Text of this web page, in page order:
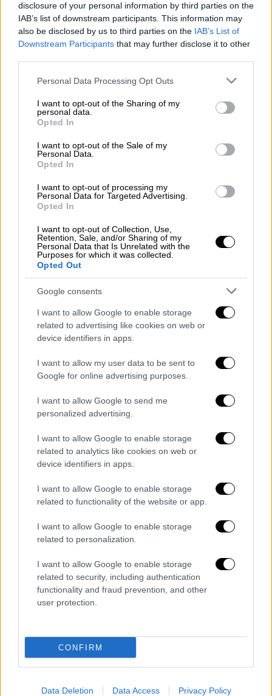
disclosure of your personal information by third parties on the
IAB’s list of downstream participants. This information may
also be disclosed by us to third parties on the IAB’s List of
Downstream Participants that may further disclose it to other
Please note that this website/app uses one or more Google
not limited to your visit or usage behaviour. You may click to
grant or deny consent to Google and its third-party tags to
use your data for below specified purposes in below Google
consent section.
Personal Data Processing Opt Outs
I want to opt-out of the Sharing of my
personal data.
Opted In
I want to opt-out of the Sale of my
Personal Data.
Opted In
I want to opt-out of processing my
Personal Data for Targeted Advertising.
Opted In
I want to opt-out of Collection, Use,
Retention, Sale, and/or Sharing of my
Personal Data that Is Unrelated with the
Purposes for which it was collected.
Opted Out
Google consents
I want to allow Google to enable storage
related to advertising like cookies on web or
device identifiers in apps.
I want to allow my user data to be sent to
Google for online advertising purposes.
I want to allow Google to send me
personalized advertising.
I want to allow Google to enable storage
related to analytics like cookies on web or
device identifiers in apps.
I want to allow Google to enable storage
related to functionality of the website or app.
I want to allow Google to enable storage
related to personalization.
I want to allow Google to enable storage
related to security, including authentication
functionality and fraud prevention, and other
user protection.
CONFIRM
Data Deletion Data Access Privacy Policy
Κόσμος|21.05.2026 11:14
Θρίλερ στον αέρα: Εκτροπή πτήσης
Αντί για τις ΗΠΑ προσγειώθηκε στον
Καναδά - Παραμένει ασαφές αν ο επιβάτης
παρουσίαζε συμπτώματα του ιού τη στιγμή
της πτήσης
Κόσμος|21.05.2026 05:30
Γιατί ο Έμπολα επιστρέφει συνεχώς στο
Κονγκό; Το σημείο μηδέν και οι
Η χώρα βρίσκεται αντιμέτωπη με ακόμα μία
μόλις 50 χρόνια